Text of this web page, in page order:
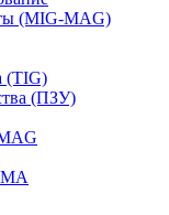
(MIG-MAG)
(TIG)
(ПЗУ)